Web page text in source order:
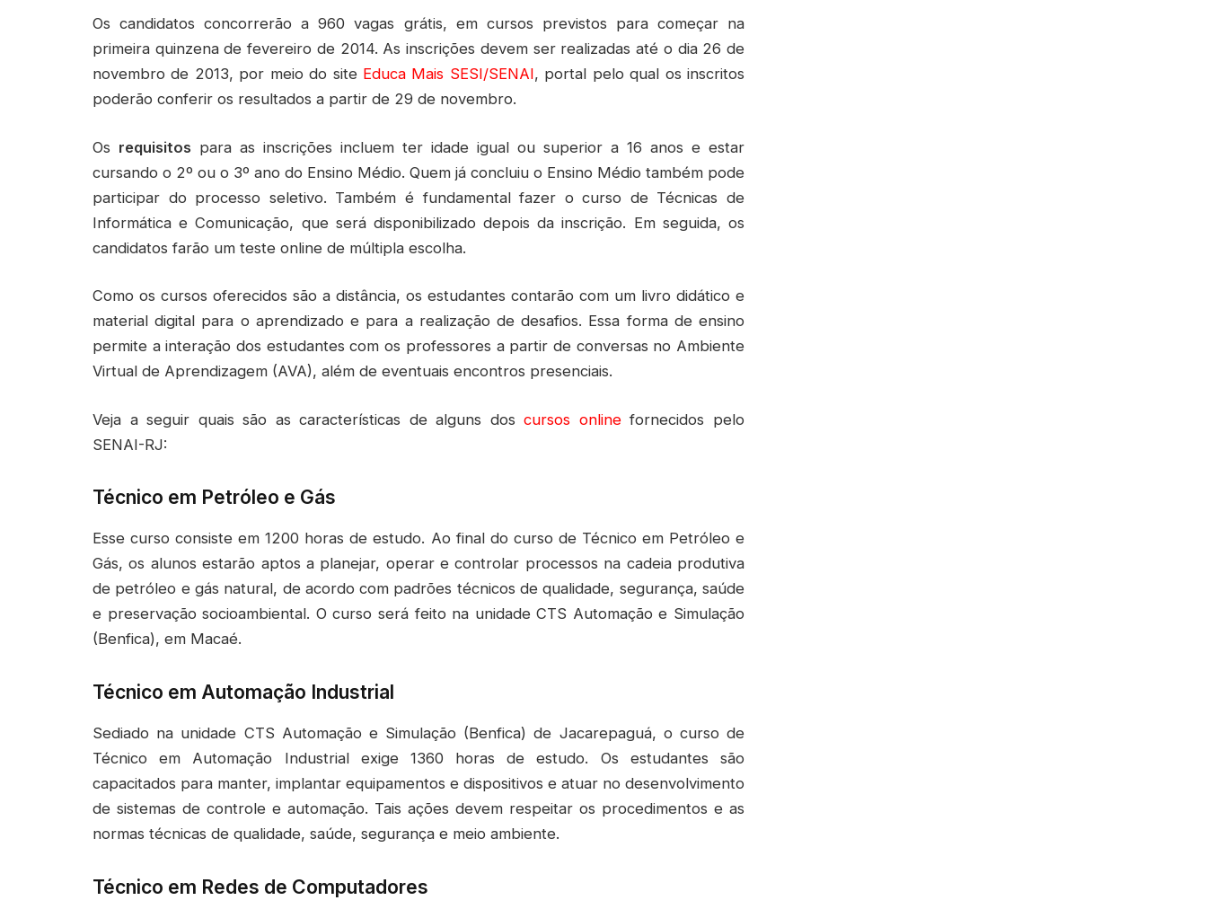
Os candidatos concorrerão a 960 vagas grátis, em cursos previstos para começar na
primeira quinzena de fevereiro de 2014. As inscrições devem ser realizadas até o dia 26 de
novembro de 2013, por meio do site Educa Mais SESI/SENAI, portal pelo qual os inscritos
poderão conferir os resultados a partir de 29 de novembro.
Os requisitos para as inscrições incluem ter idade igual ou superior a 16 anos e estar
cursando o 2º ou o 3º ano do Ensino Médio. Quem já concluiu o Ensino Médio também pode
participar do processo seletivo. Também é fundamental fazer o curso de Técnicas de
Informática e Comunicação, que será disponibilizado depois da inscrição. Em seguida, os
candidatos farão um teste online de múltipla escolha.
Como os cursos oferecidos são a distância, os estudantes contarão com um livro didático e
material digital para o aprendizado e para a realização de desafios. Essa forma de ensino
permite a interação dos estudantes com os professores a partir de conversas no Ambiente
Virtual de Aprendizagem (AVA), além de eventuais encontros presenciais.
Veja a seguir quais são as características de alguns doscursos onlinefornecidos pelo
SENAI-RJ:
Técnico em Petróleo e Gás
Esse curso consiste em 1200 horas de estudo. Ao final do curso de Técnico em Petróleo e
Gás, os alunos estarão aptos a planejar, operar e controlar processos na cadeia produtiva
de petróleo e gás natural, de acordo com padrões técnicos de qualidade, segurança, saúde
e preservação socioambiental. O curso será feito na unidade CTS Automação e Simulação
(Benfica), em Macaé.
Técnico em Automação Industrial
Sediado na unidade CTS Automação e Simulação (Benfica) de Jacarepaguá, o curso de
Técnico em Automação Industrial exige 1360 horas de estudo. Os estudantes são
capacitados para manter, implantar equipamentos e dispositivos e atuar no desenvolvimento
de sistemas de controle e automação. Tais ações devem respeitar os procedimentos e as
normas técnicas de qualidade, saúde, segurança e meio ambiente.
Técnico em Redes de Computadores